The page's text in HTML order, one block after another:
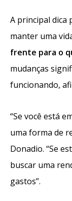
A principal dica
manter uma
frente para o
mudanças
funcionando,
“Se você está
uma forma de
Donadio. “Se
buscar uma
gastos”.